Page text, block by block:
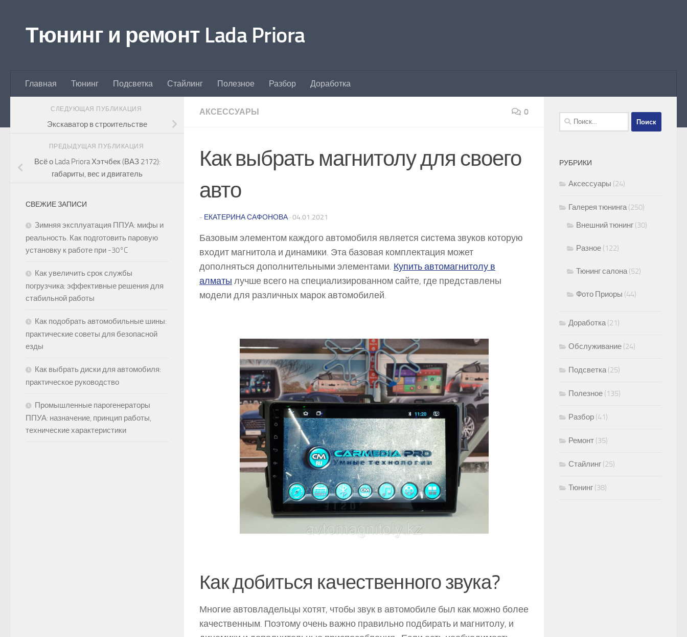
Тюнинг и ремонт Lada Priora
Главная Тюнинг Подсветка Стайлинг Полезное Разбор Доработка
АКСЕССУАРЫ 0
Как выбрать магнитолу для своего
авто
- ЕКАТЕРИНА САФОНОВА · 04.01.2021
Базовым элементом каждого автомобиля является система звуков которую
входит магнитола и динамики. Эта базовая комплектация может
дополняться дополнительными элементами. Купить автомагнитолу в
алматы лучше всего на специализированном сайте, где представлены
модели для различных марок автомобилей.
Как добиться качественного звука?
Многие автовладельцы хотят, чтобы звук в автомобиле был как можно более
качественным. Поэтому очень важно правильно подбирать и магнитолу, и
СЛЕДУЮЩАЯ ПУБЛИКАЦИЯ
Экскаватор в строительстве
ПРЕДЫДУЩАЯ ПУБЛИКАЦИЯ
Всё о Lada Priora Хэтчбек (ВАЗ 2172):
габариты, вес и двигатель
СВЕЖИЕ ЗАПИСИ
Зимняя эксплуатация ППУА: мифы и
реальность. Как подготовить паровую
установку к работе при -30°C
Как увеличить срок службы
погрузчика: эффективные решения для
стабильной работы
Как подобрать автомобильные шины:
практические советы для безопасной
езды
Как выбрать диски для автомобиля:
практическое руководство
Промышленные парогенераторы
ППУА: назначение, принцип работы,
технические характеристики
Найти:
РУБРИКИ
Аксессуары (24)
Галерея тюнинга(250)
Внешний тюнинг (30)
Разное (122)
Тюнинг салона(52)
Фото Приоры (44)
Доработка(21)
Обслуживание (24)
Подсветка(25)
Полезное (135)
Разбор (41)
Ремонт (35)
Стайлинг (25)
Тюнинг (38)